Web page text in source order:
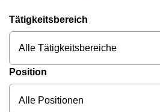
Tätigkeitsbereich
Alle Tätigkeitsbereiche
Position
Alle Positionen